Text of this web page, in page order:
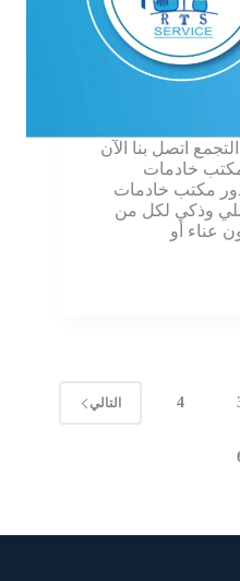
اتصل بنا الآن
افضل مكتب خادمات
دور مكتب خادمات
وذكي لكل من
عناء أو
4 التالي